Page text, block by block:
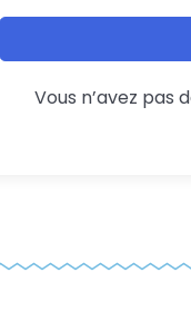
Vous n’avez pas